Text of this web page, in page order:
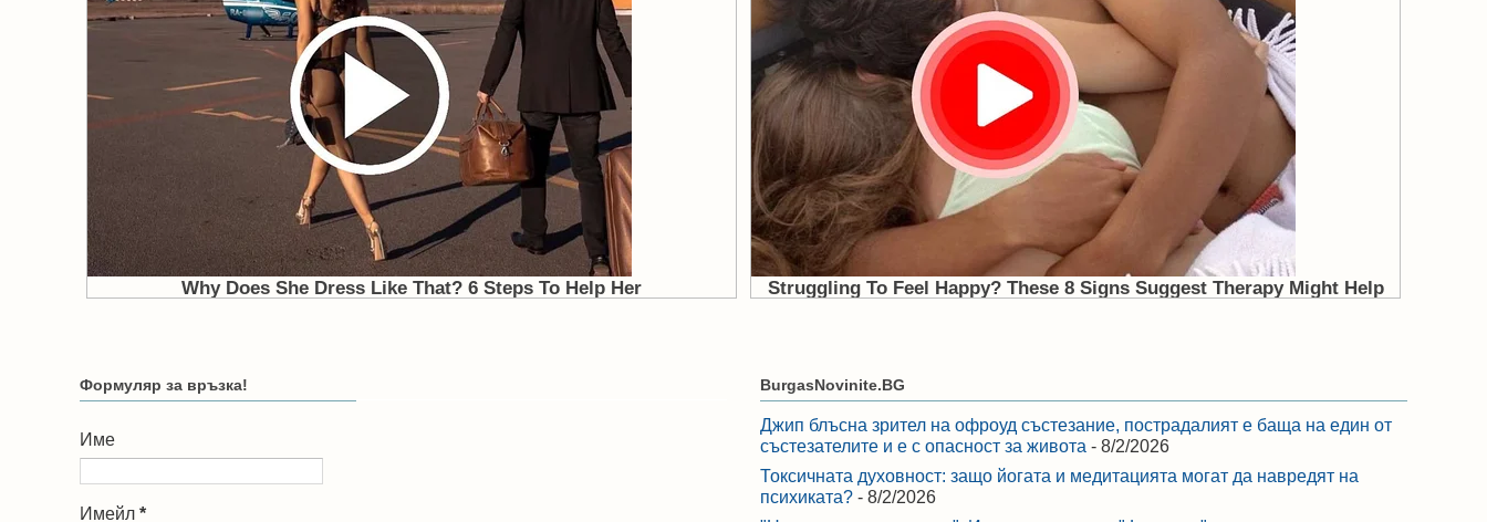
Формуляр за връзка!
Име
Имейл *
BurgasNovinite.BG
Джип блъсна зрител на офроуд състезание, пострадалият е баща на един от
състезателите и е с опасност за живота - 8/2/2026
Токсичната духовност: защо йогата и медитацията могат да навредят на
психиката? - 8/2/2026